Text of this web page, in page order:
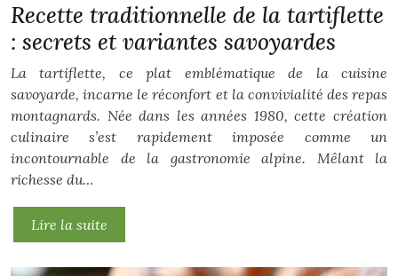
Recette traditionnelle de la tartiflette
: secrets et variantes savoyardes
La tartiflette, ce plat emblématique de la cuisine
savoyarde, incarne le réconfort et la convivialité des repas
montagnards. Née dans les années 1980, cette création
culinaire s’est rapidement imposée comme un
incontournable de la gastronomie alpine. Mêlant la
richesse du…
Lire la suite